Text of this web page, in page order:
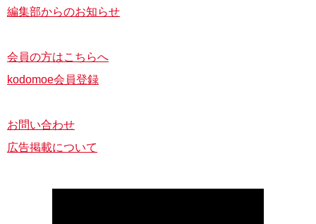
編集部からのお知らせ
会員の方はこちらへ
kodomoe会員登録
お問い合わせ
広告掲載について